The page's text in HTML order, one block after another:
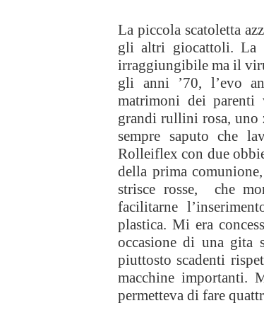
La piccola scatoletta
gli altri giocattoli. La
irraggiungibile ma il
gli anni ’70, l’evo
matrimoni dei parenti
grandi rullini rosa, uno
sempre saputo che
Rolleiflex con due
della prima
strisce rosse, che
facilitarne
plastica. Mi era
occasione di una gita
piuttosto scadenti
macchine importanti.
permetteva di fare